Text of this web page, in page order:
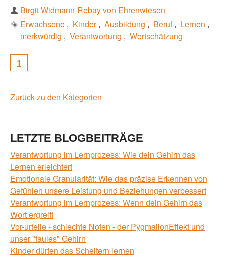
Autor
Birgit Widmann-Rebay von Ehrenwiesen
Schlagworte
Erwachsene Kinder Ausbildung Beruf
Lernen
merkwürdig
Verantwortung Wertschätzung
1
Zurück zu den Kategorien
LETZTE BLOGBEITRÄGE
Verantwortung im Lernprozess: Wie dein Gehirn das
Lernen erleichtert
Emotionale Granularität: Wie das präzise Erkennen von
Gefühlen unsere Leistung und Beziehungen verbessert
Verantwortung im Lernprozess: Wenn dein Gehirn das
Wort ergreift
Vor-urteile - schlechte Noten - der PygmailonEffekt und
unser "faules" Gehirn
Kinder dürfen das Scheitern lernen